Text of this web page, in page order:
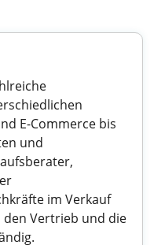
E-Commerce bis
und
im Verkauf
Vertrieb und die